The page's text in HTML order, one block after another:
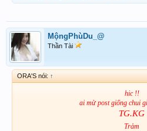
MộngPhùDu_@
Thần Tài
ORA'S nói: ↑
hic !!
ai mừ post giống chui
TG.KG
Trảm